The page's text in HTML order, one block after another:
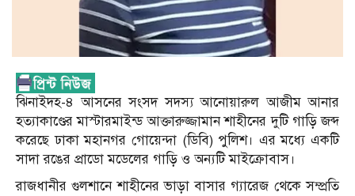
ঝিনাইদহ-৪ আসনের সংসদ সদস্য আনোয়ারুল আজীম আনার
হত্যাকাণ্ডের মাস্টারমাইন্ড আক্তারুজ্জামান শাহীনের দুটি গাড়ি জব্দ
করেছে ঢাকা মহানগর গোয়েন্দা (ডিবি) পুলিশ। এর মধ্যে একটি
সাদা রঙের প্রাডো মডেলের গাড়ি ও অন্যটি মাইক্রোবাস।
রাজধানীর গুলশানে শাহীনের ভাড়া বাসার গ্যারেজ থেকে সম্প্রতি